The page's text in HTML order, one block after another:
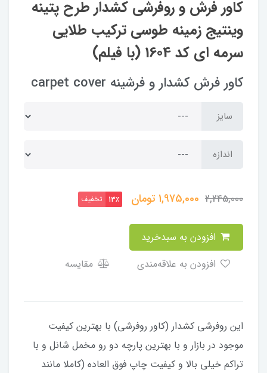
کاور فرش و روفرشی کشدار طرح پتینه
وینتیج زمینه طوسی ترکیب طلایی
سرمه ای کد 1604 (با فیلم)
کاور فرش کشدار و فرشینه carpet cover
سایز
اندازه
2,245,000
1,975,000تومان 13٪ تخفیف
مقایسه
این روفرشی کشدار (کاور روفرشی) با بهترین کیفیت
موجود در بازار و با بهترین پارچه دو رو مخمل شانل و با
تراکم خیلی بالا و کیفیت چاپ فوق العاده (کاملا مانند